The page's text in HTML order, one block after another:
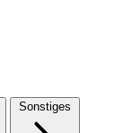
Sonstiges